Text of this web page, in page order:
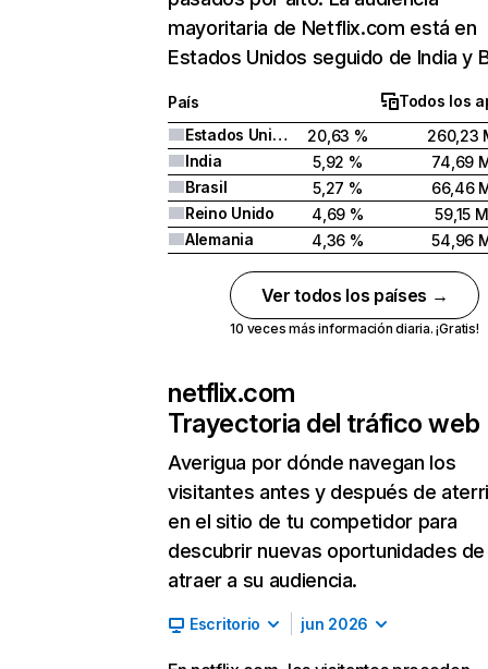
mayoritaria de Netflix.com está en
Estados Unidos seguido de India y
País
Todos los
Estados Unidos
20,63 %
260,23
India
5,92 %
74,69
Brasil
5,27 %
66,46
Reino Unido
4,69 %
59,15 M
Alemania
4,36 % 54,96
Ver todos los países →
10 veces más información diaria. ¡Gratis!
netflix.com
Trayectoria del tráfico web
Averigua por dónde navegan los
visitantes antes y después de
en el sitio de tu competidor para
descubrir nuevas oportunidades de
atraer a su audiencia.
Escritorio jun 2026